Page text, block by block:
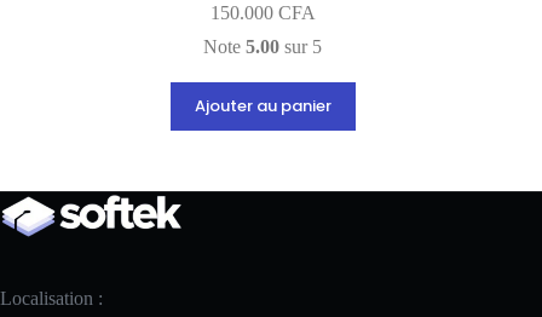
150.000 CFA
Note5.00 sur 5
Ajouter au panier
Localisation :